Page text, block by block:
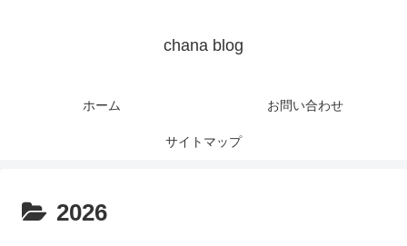
chana blog
ホーム お問い合わせ
サイトマップ
2026